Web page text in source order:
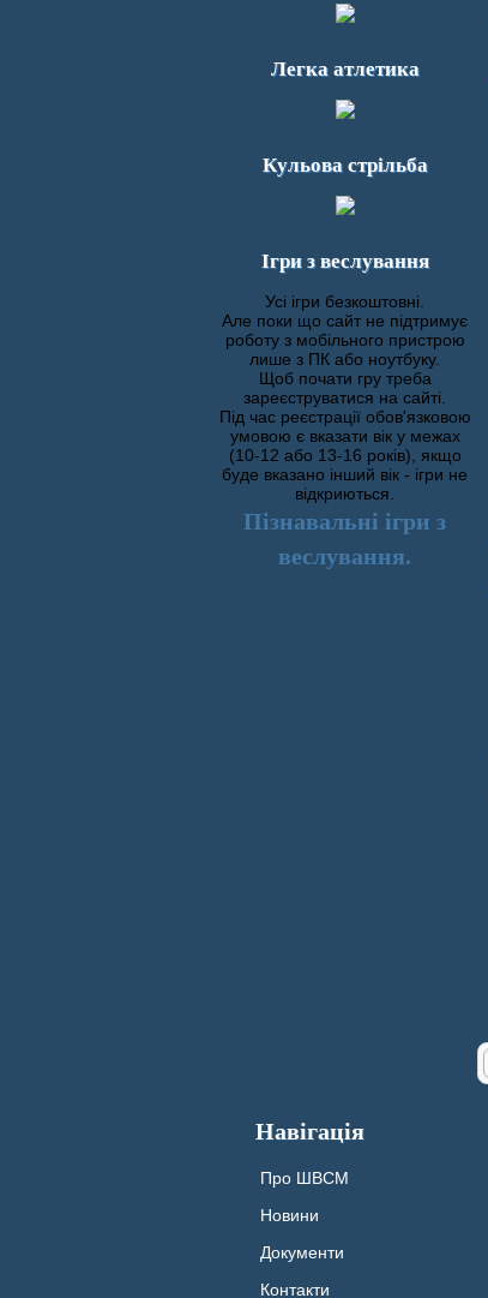
Легка атлетика
Кульова стрільба
Ігри з веслування
Усі ігри безкоштовні.
Але поки що сайт не підтримує
роботу з мобільного пристрою
лише з ПК або ноутбуку.
Щоб почати гру треба
зареєструватися на сайті.
Під час реєстрації обов'язковою
умовою є вказати вік у межах
(10-12 або 13-16 років), якщо
буде вказано інший вік - ігри не
відкриються.
Пізнавальні ігри з
веслування.
Навігація
Про ШВСМ
Новини
Документи
Контакти